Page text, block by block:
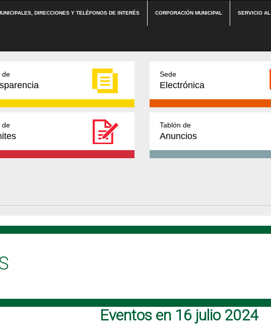
DIRECCIONES Y TELÉFONOS DE INTERÉS CORPORACIÓN MUNICIPAL SERVICIO
de Sede
Electrónica
de Tablón de
Anuncios
Eventos en 16 julio 2024